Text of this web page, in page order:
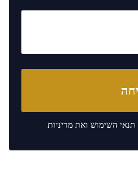
תנאי השימוש ואת מדיניות